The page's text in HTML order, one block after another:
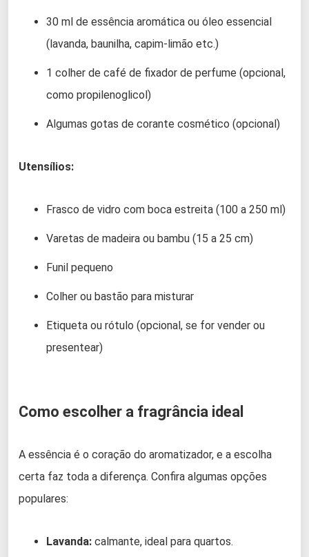
30 ml de essência aromática ou óleo essencial
(lavanda, baunilha, capim-limão etc.)
1 colher de café de fixador de perfume (opcional,
como propilenoglicol)
Algumas gotas de corante cosmético (opcional)
Utensílios:
Frasco de vidro com boca estreita (100 a 250 ml)
Varetas de madeira ou bambu (15 a 25 cm)
Funil pequeno
Colher ou bastão para misturar
Etiqueta ou rótulo (opcional, se for vender ou
presentear)
Como escolher a fragrância ideal
A essência é o coração do aromatizador, e a escolha
certa faz toda a diferença. Confira algumas opções
populares:
Lavanda: calmante, ideal para quartos.